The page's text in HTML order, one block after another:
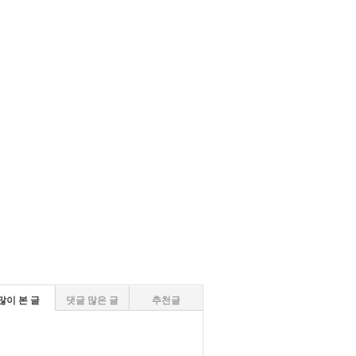
이 본 글 댓글 많은 글 추천글